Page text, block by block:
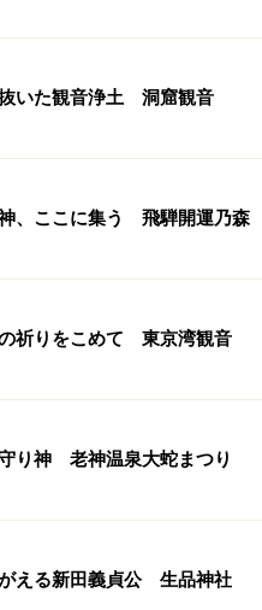
いた観音浄土 洞窟観音
、ここに集う 飛騨開運乃森
祈りをこめて 東京湾観音
り神 老神温泉大蛇まつり
える新田義貞公 生品神社